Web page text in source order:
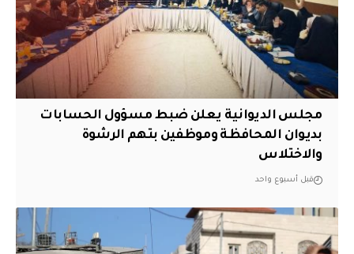
مجلس الديوانية يعلن ضبط مسؤول الحسابات
بديوان المحافظة وموظفين بتهم الرشوة
والاختلاس
قبل أسبوع واحد